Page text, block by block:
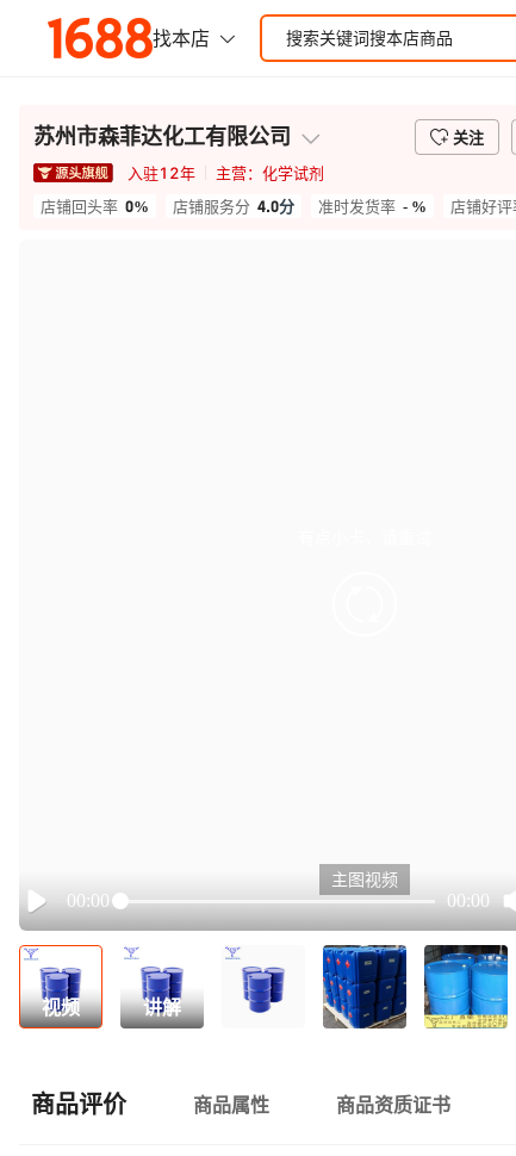
苏州市森菲达化工有限公司 关注
入驻12年 主营：化学试剂
店铺回头率 0% 店铺服务分 4.0分 准时发货率 - % 店铺好评
Play
00:00 00:00
主图视频
视频 讲解
商品评价 商品属性 商品资质证书